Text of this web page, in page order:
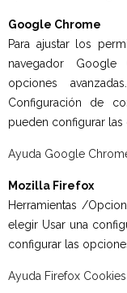
Google Chrome
Para ajustar los
navegador Google
opciones
Configuración de
pueden configurar las
Ayuda Google
Mozilla Firefox
Herramientas /
elegir Usar una
configurar las
Ayuda Firefox Cookies